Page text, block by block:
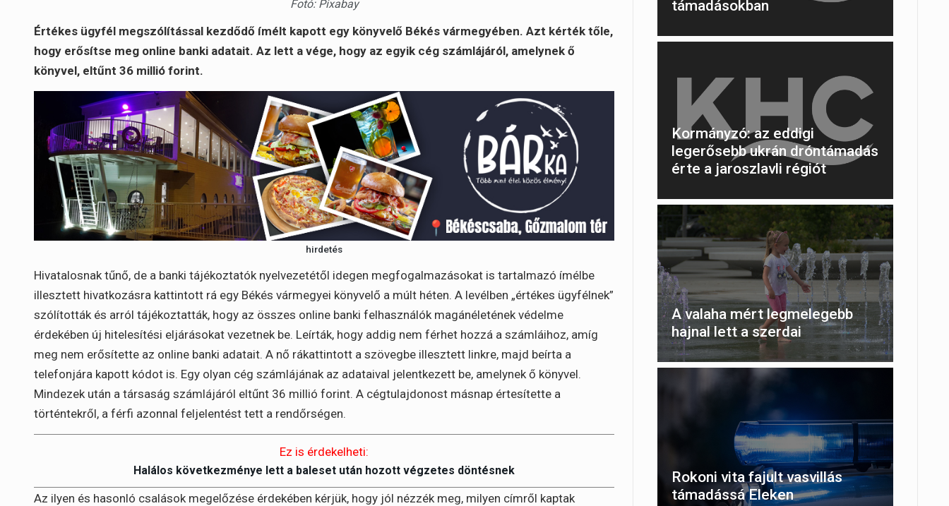
Fotó: Pixabay
Értékes ügyfél megszólítással kezdődő ímélt kapott egy könyvelő Békés vármegyében. Azt kérték tőle,
hogy erősítse meg online banki adatait. Az lett a vége, hogy az egyik cég számlájáról, amelynek ő
könyvel, eltűnt 36 millió forint.
hirdetés
Hivatalosnak tűnő, de a banki tájékoztatók nyelvezetétől idegen megfogalmazásokat is tartalmazó ímélbe
illesztett hivatkozásra kattintott rá egy Békés vármegyei könyvelő a múlt héten. A levélben „értékes ügyfélnek”
szólították és arról tájékoztatták, hogy az összes online banki felhasználók magánéletének védelme
érdekében új hitelesítési eljárásokat vezetnek be. Leírták, hogy addig nem férhet hozzá a számláihoz, amíg
meg nem erősítette az online banki adatait. A nő rákattintott a szövegbe illesztett linkre, majd beírta a
telefonjára kapott kódot is. Egy olyan cég számlájának az adataival jelentkezett be, amelynek ő könyvel.
Mindezek után a társaság számlájáról eltűnt 36 millió forint. A cégtulajdonost másnap értesítette a
történtekről, a férfi azonnal feljelentést tett a rendőrségen.
Ez is érdekelheti:
Halálos következménye lett a baleset után hozott végzetes döntésnek
Az ilyen és hasonló csalások megelőzése érdekében kérjük, hogy jól nézzék meg, milyen címről kaptak
támadásokban
Kormányzó: az eddigi
legerősebb ukrán dróntámadás
érte a jaroszlavli régiót
A valaha mért legmelegebb
hajnal lett a szerdai
Rokoni vita fajult vasvillás
támadássá Eleken